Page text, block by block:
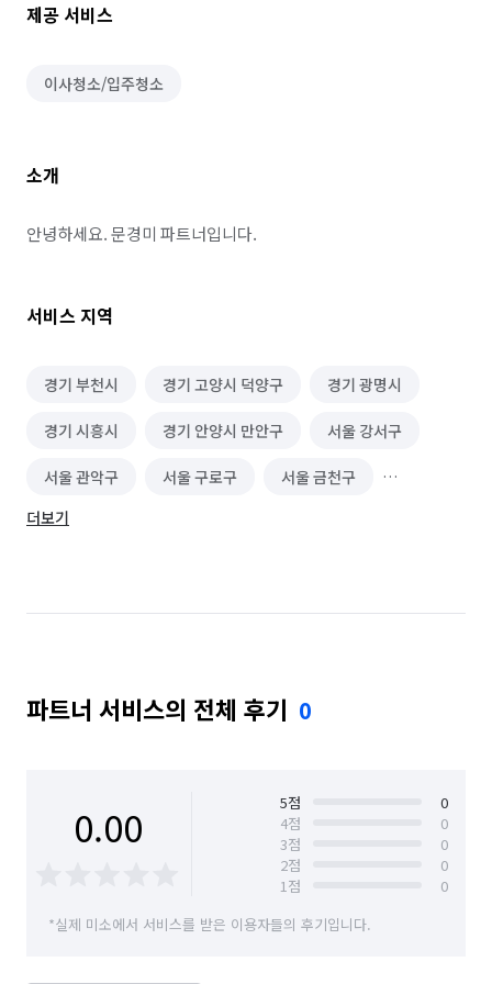
제공 서비스
이사청소/입주청소
소개
안녕하세요. 문경미 파트너입니다.
서비스 지역
경기 부천시 경기 고양시 덕양구 경기 광명시
경기 시흥시 경기 안양시 만안구 서울 강서구
서울 관악구 서울 구로구 서울 금천구
서울 동작구
인천 남동구
더보기
파트너 서비스의 전체 후기 0
0.00 5점
0
4점
0
3점
0
2점
0
1점
0
*실제 미소에서 서비스를 받은 이용자들의 후기입니다.